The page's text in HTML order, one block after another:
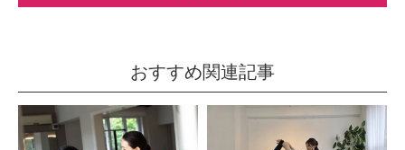
おすすめ関連記事